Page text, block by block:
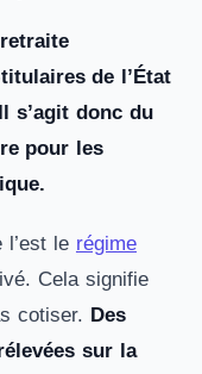
de l’État
s’agit donc du
pour les
l’est le régime
Cela signifie
cotiser. Des
sur la